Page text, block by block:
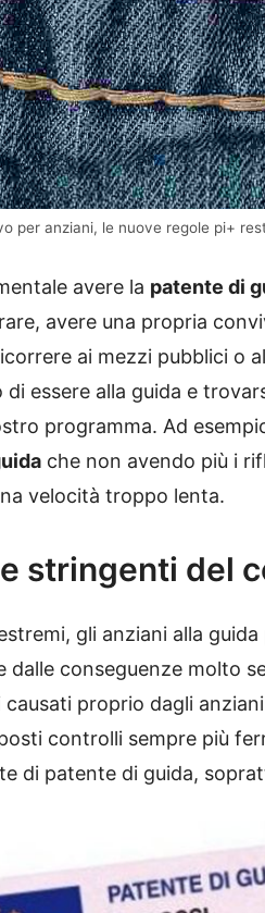
per anziani, le nuove regole pi+
avere la patente di
avere una propria
ai mezzi pubblici o
di essere alla guida e
programma. Ad
che non avendo più i
velocità troppo lenta.
stringenti del
gli anziani alla
dalle conseguenze molto
proprio dagli
controlli sempre più
di patente di guida,